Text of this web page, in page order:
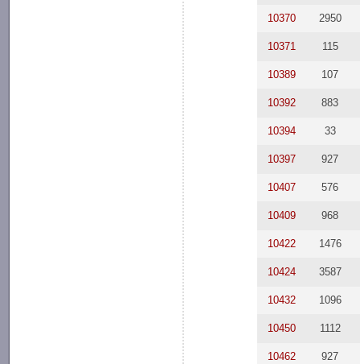
10370 2950
10371 115
10389 107
10392 883
10394 33
10397 927
10407 576
10409 968
10422 1476
10424 3587
10432 1096
10450 1112
10462 927